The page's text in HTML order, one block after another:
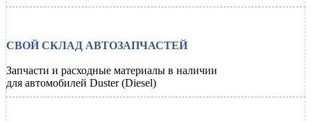
СВОЙ СКЛАД АВТОЗАПЧАСТЕЙ
Запчасти и расходные материалы в наличии
для автомобилей Duster (Diesel)